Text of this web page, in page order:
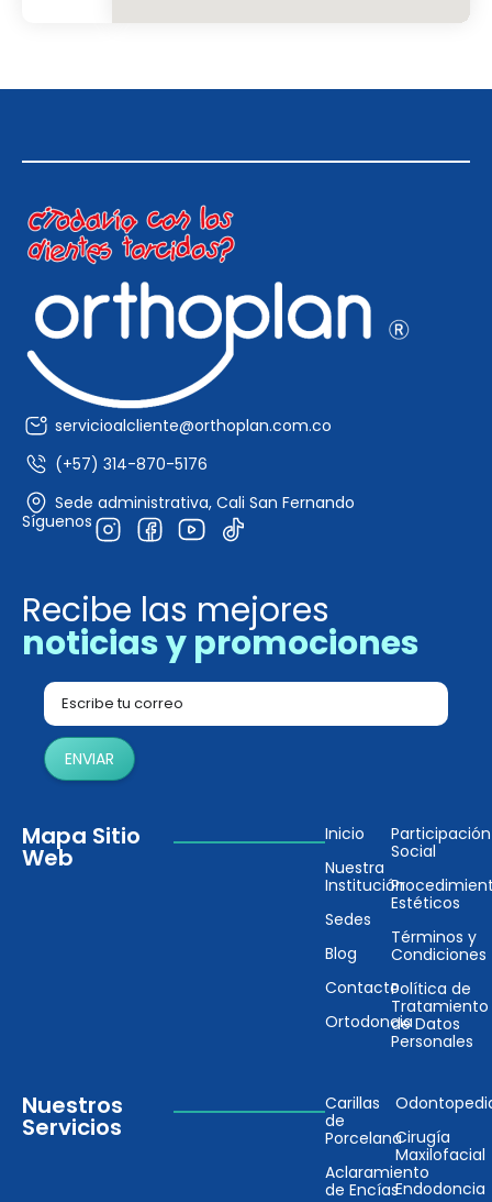
servicioalcliente@orthoplan.com.co
(+57) 314-870-5176
Sede administrativa, Cali San Fernando
Síguenos
Recibe las mejores
noticias y promociones
ENVIAR
Mapa Sitio
Web
Inicio
Nuestra
Institución
Sedes
Blog
Contacto
Ortodoncia
Participación
Social
Estéticos
Términos y
Condiciones
Política de
Tratamiento
de Datos
Personales
Nuestros
Servicios
Carillas
de
Porcelana
Aclaramiento
de Encías
Cirugía
Maxilofacial
Endodoncia